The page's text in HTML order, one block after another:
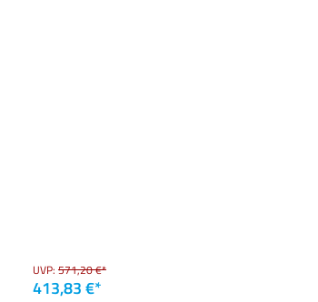
UVP: 571,20 €*
413,83 €*